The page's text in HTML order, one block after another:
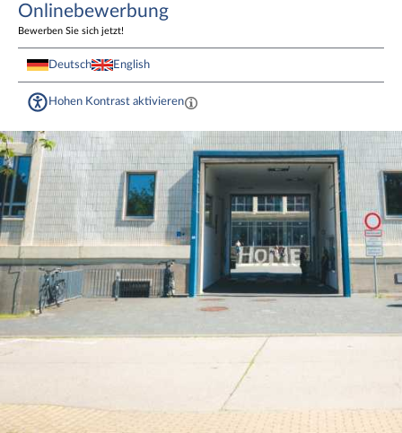
Onlinebewerbung
Bewerben Sie sich jetzt!
Deutsch English
Hohen Kontrast aktivieren